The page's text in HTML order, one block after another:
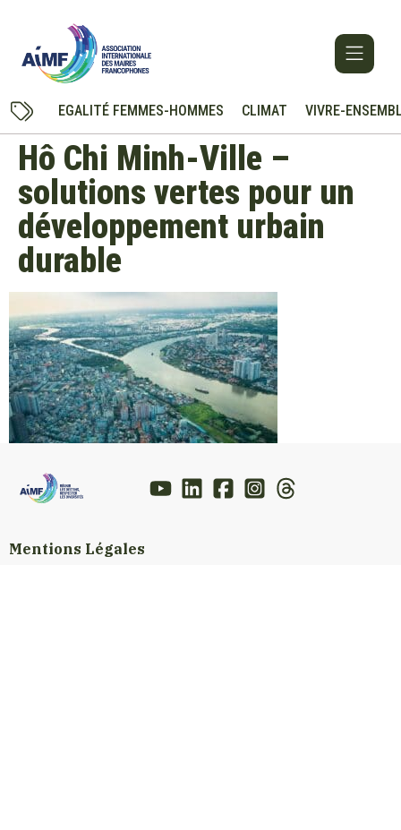
EGALITÉ FEMMES-HOMMES CLIMAT VIVRE-
Hô Chi Minh-Ville –
solutions vertes pour un
développement urbain
durable
Mentions Légales